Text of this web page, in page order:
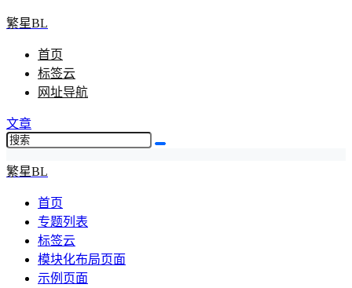
繁星BL
首页
标签云
网址导航
文章
繁星BL
首页
专题列表
标签云
模块化布局页面
示例页面